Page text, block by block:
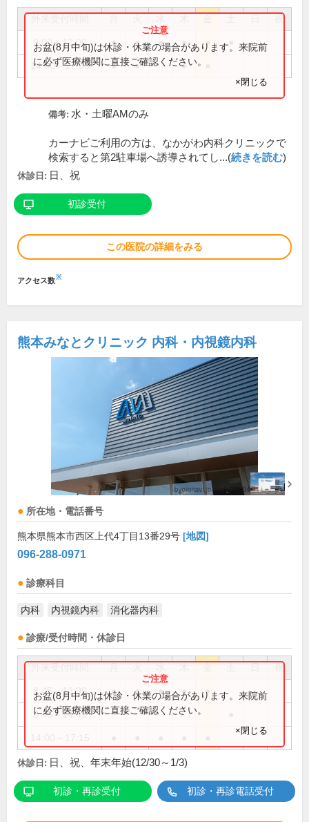
祝
9:00～12:00 ● ● ● ● ●
14:00～17:00 ● ● ●
お盆(8月中旬)は休診・休業の場合があります。来院前
に必ず医療機関に直接ご確認ください。
×閉じる
備考: 水・土曜AMのみ
カーナビご利用の方は、なかがわ内科クリニックで
検索すると第2駐車場へ誘導されてし...(続きを読む)
休診日: 日、祝
初診受付
この医院の詳細をみる
アクセス数※
熊本みなとクリニック 内科・内視鏡内科
所在地・電話番号
熊本県熊本市西区上代4丁目13番29号 [地図]
096-288-0971
診療科目
内科 内視鏡内科 消化器内科
診療/受付時間・休診日
祝
8:45～12:00 ● ● ● ● ●
8:45～14:45
お盆(8月中旬)は休診・休業の場合があります。来院前
に必ず医療機関に直接ご確認ください。
×閉じる
休診日: 日、祝、年末年始(12/30～1/3)
初診・再診受付 初診・再診電話受付